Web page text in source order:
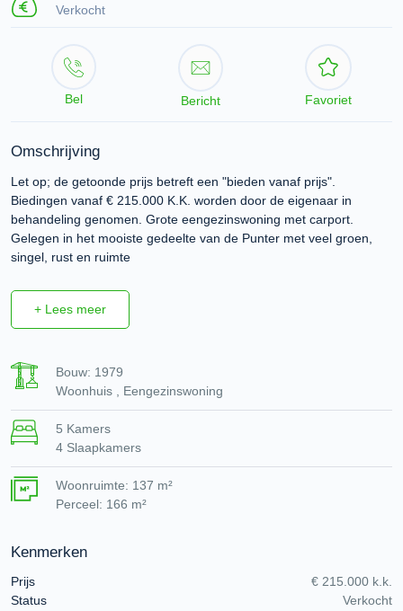
Verkocht
Bel Bericht Favoriet
Omschrijving
Let op; de getoonde prijs betreft een "bieden vanaf prijs".
Biedingen vanaf € 215.000 K.K. worden door de eigenaar in
behandeling genomen. Grote eengezinswoning met carport.
Gelegen in het mooiste gedeelte van de Punter met veel groen,
singel, rust en ruimte
+ Lees meer
Bouw: 1979
Woonhuis , Eengezinswoning
5 Kamers
4 Slaapkamers
Woonruimte: 137 m²
Perceel: 166 m²
Kenmerken
Prijs
€ 215.000 k.k.
Status
Verkocht